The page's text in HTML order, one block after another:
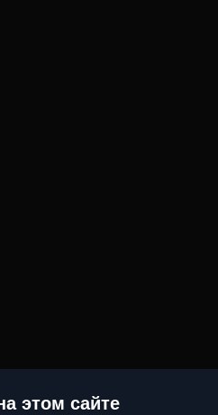
этом сайте